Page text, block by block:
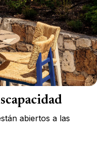
abiertos a las